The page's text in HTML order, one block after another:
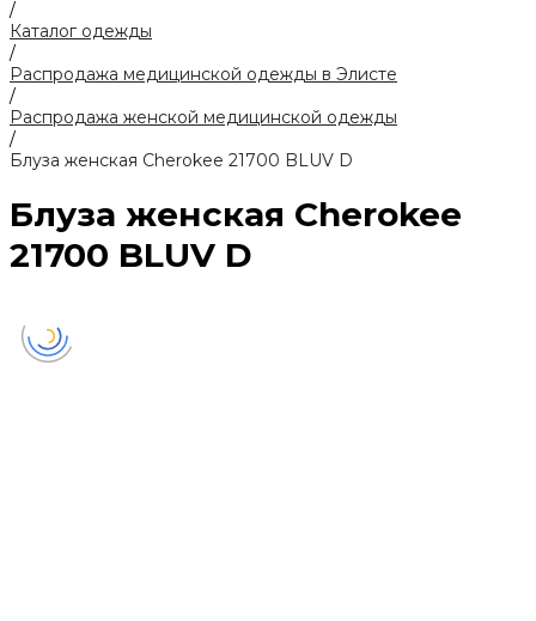
/
Каталог одежды
/
Распродажа медицинской одежды в Элисте
/
Распродажа женской медицинской одежды
/
Блуза женская Cherokee 21700 BLUV D
Блуза женская Cherokee
21700 BLUV D